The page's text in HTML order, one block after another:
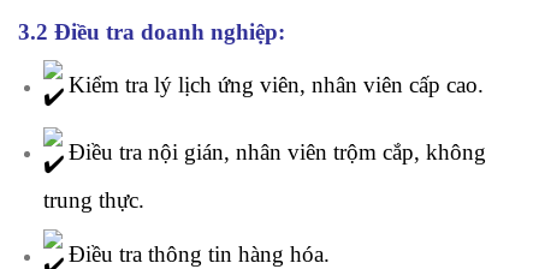
3.2 Điều tra doanh nghiệp:
Kiểm tra lý lịch ứng viên, nhân viên cấp cao.
Điều tra nội gián, nhân viên trộm cắp, không
trung thực.
Điều tra thông tin hàng hóa.